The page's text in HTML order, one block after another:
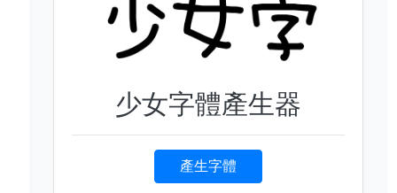
少女字體產生器
產生字體